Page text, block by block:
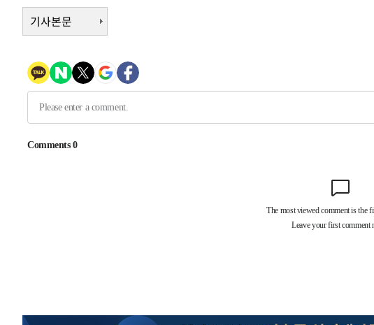
-10254초 전 >
[속보]코스닥, 5.95포인트(0.74%) 상승한 807.62개장
-10222초 전 >[속보]코스피, 6300선 재탈환…1.09% 오른 6365.07 개장
-7387초 전 > 시리아 다마스쿠스 교외에서 미니버스 폭발.. 14명 부상, 3명은 중태
-6685초 전 >입추에도 극한더위…서울 낮 39도 '폭염중대경보'
례 큰 폭발음
[속보]규제합리화위원회 부위원장에 김태유 서울대 공대 교수…이
[속보]국힘 윤리위, '돌려차기 발언' 진종오·서범수 징계 절차 개시
[속보] 7월 중국 수출 23.9%↑ 수입 27.5%↑…무역총액
-12323초 전 >"미 전국적 살모네라 식중독 원인은 멕시코산 할라피뇨"-- CDC
기사본문